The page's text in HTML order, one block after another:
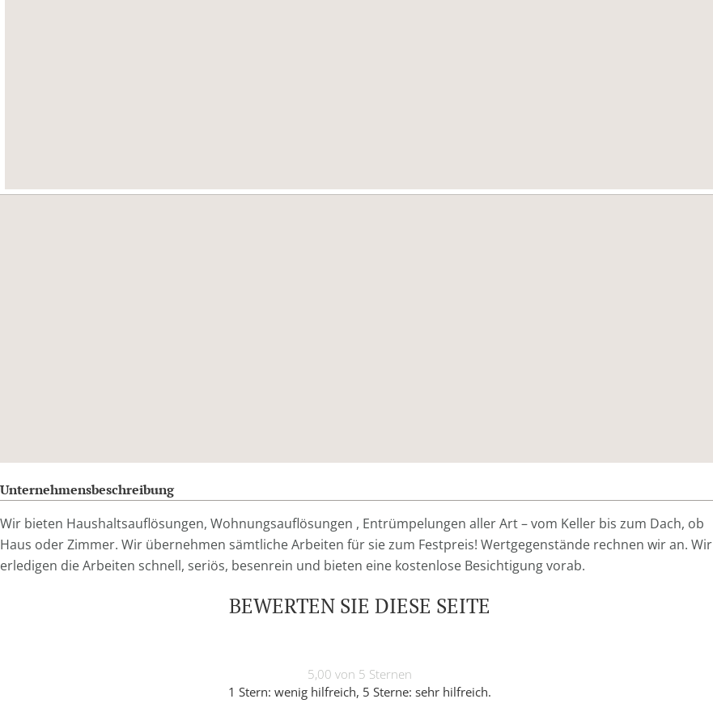
Unternehmensbeschreibung
Wir bieten Haushaltsauflösungen, Wohnungsauflösungen , Entrümpelungen aller Art – vom Keller bis zum Dach, ob
Haus oder Zimmer. Wir übernehmen sämtliche Arbeiten für sie zum Festpreis! Wertgegenstände rechnen wir an. Wir
erledigen die Arbeiten schnell, seriös, besenrein und bieten eine kostenlose Besichtigung vorab.
BEWERTEN SIE DIESE SEITE
5,00 von 5 Sternen
1 Stern: wenig hilfreich, 5 Sterne: sehr hilfreich.